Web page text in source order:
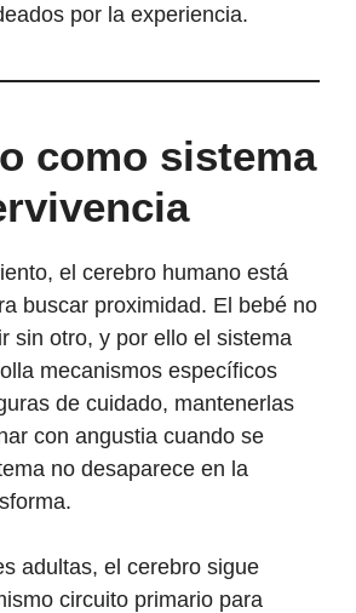
por la experiencia.
como sistema
el cerebro humano está
buscar proximidad. El bebé no
sin otro, y por ello el sistema
mecanismos específicos
de cuidado, mantenerlas
con angustia cuando se
no desaparece en la
adultas, el cerebro sigue
circuito primario para